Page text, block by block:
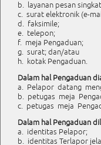
b. layanan pesan
c. surat elektronik (e-
d. faksimile;
e. telepon;
f. meja Pengaduan;
g. surat; dan/atau
h. kotak Pengaduan.
Dalam hal Pengaduan
a. Pelapor datang
b. petugas meja
c. petugas meja
Dalam hal Pengaduan
a. identitas Pelapor;
b. identitas Terlapor